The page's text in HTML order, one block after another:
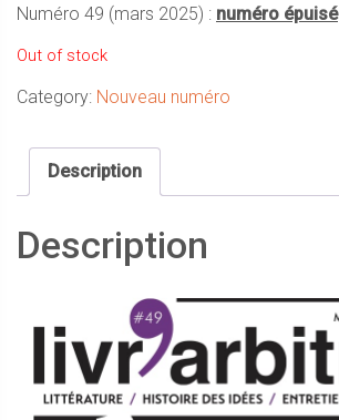
Numéro 49 (mars 2025) : numéro épuisé
Out of stock
Category: Nouveau numéro
Description
Description